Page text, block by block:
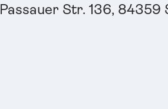
Passauer Str. 136, 84359